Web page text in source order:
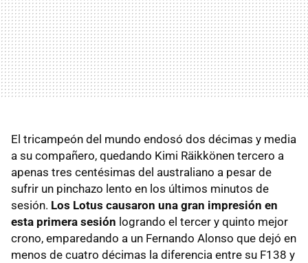
El tricampeón del mundo endosó dos décimas y media
a su compañero, quedando Kimi Räikkönen tercero a
apenas tres centésimas del australiano a pesar de
sufrir un pinchazo lento en los últimos minutos de
sesión. Los Lotus causaron una gran impresión en
esta primera sesión logrando el tercer y quinto mejor
crono, emparedando a un Fernando Alonso que dejó en
menos de cuatro décimas la diferencia entre su F138 y